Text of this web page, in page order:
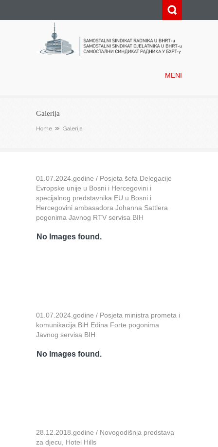
MENI
Galerija
Home Galerija
01.07.2024.godine / Posjeta šefa Delegacije
Evropske unije u Bosni i Hercegovini i
specijalnog predstavnika EU u Bosni i
Hercegovini ambasadora Johanna Sattlera
pogonima Javnog RTV servisa BIH
No Images found.
01.07.2024.godine / Posjeta ministra prometa i
komunikacija BiH Edina Forte pogonima
Javnog servisa BIH
No Images found.
28.12.2018.godine / Novogodišnja predstava
za djecu, Hotel Hills